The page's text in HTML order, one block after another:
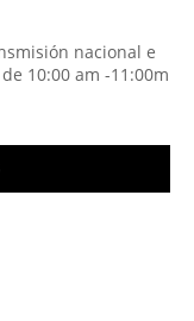
nacional e
10:00 am -11:00m